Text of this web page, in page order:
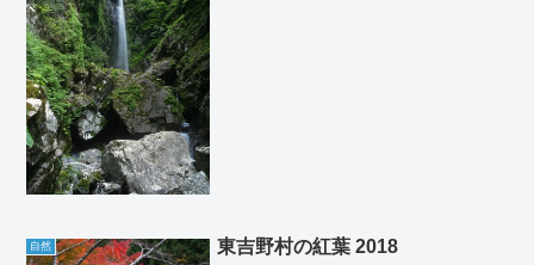
自然 東吉野村の紅葉 2018